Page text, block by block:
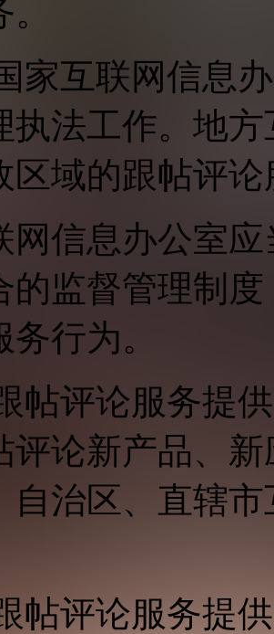
家互联网信息
执法工作。地
区域的跟帖评
网信息办公室
的监督管理制
行为。
帖评论服务提
评论新产品、
自治区、直辖
帖评论服务提